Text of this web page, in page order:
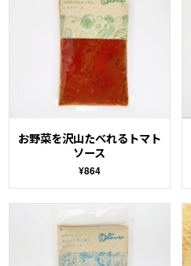
お野菜を沢山たべれるトマト
ソース
¥864